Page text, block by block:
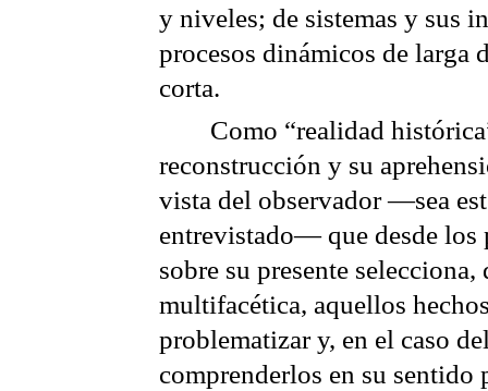
y niveles; de sistemas y sus
procesos dinámicos de larga
corta.
Como “realidad
reconstrucción y su
vista del observador —sea
entrevistado— que desde los
sobre su presente selecciona,
multifacética, aquellos
problematizar y, en el caso
comprenderlos en su sentido